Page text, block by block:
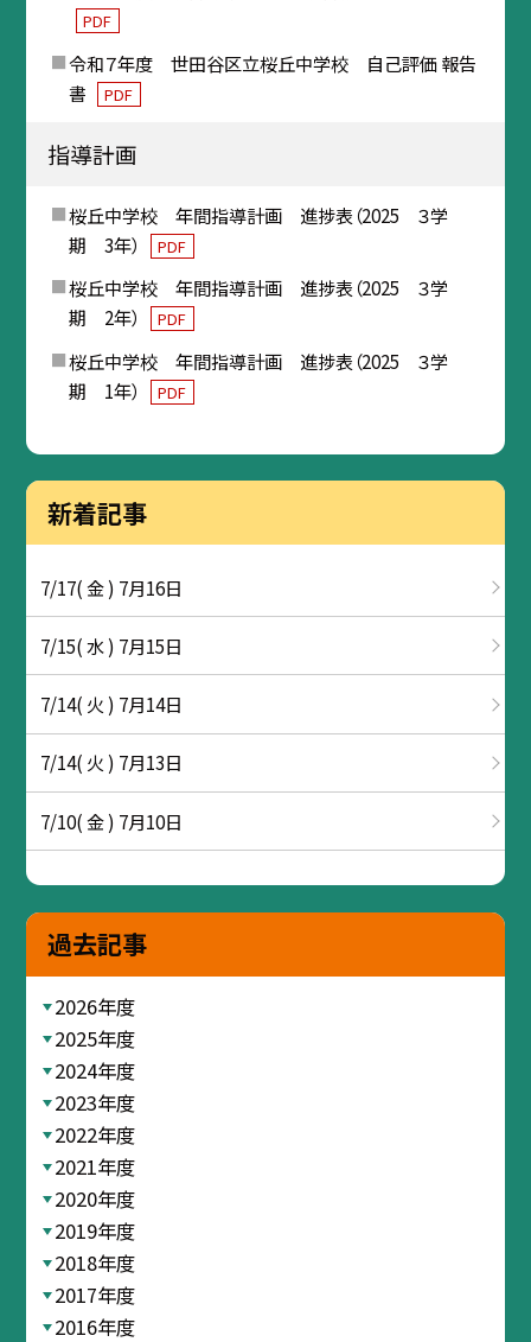
PDF
令和７年度 世田谷区立桜丘中学校 自己評価 報告
書
PDF
指導計画
桜丘中学校 年間指導計画 進捗表（2025 ３学
期 3年）
PDF
桜丘中学校 年間指導計画 進捗表（2025 ３学
期 2年）
PDF
桜丘中学校 年間指導計画 進捗表（2025 ３学
期 1年）
PDF
新着記事
7/17( 金 ) 7月16日
7/15( 水 ) 7月15日
7/14( 火 ) 7月14日
7/14( 火 ) 7月13日
7/10( 金 ) 7月10日
過去記事
2026年度
2025年度
2024年度
2023年度
2022年度
2021年度
2020年度
2019年度
2018年度
2017年度
2016年度